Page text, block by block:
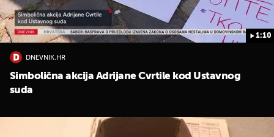
1:10
DNEVNIK.HR
Simbolična akcija Adrijane Cvrtile kod Ustavnog
suda